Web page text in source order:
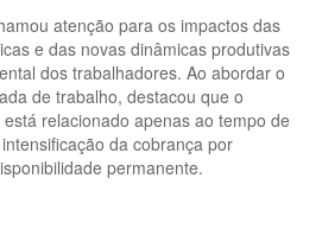
atenção para os impactos das
e das novas dinâmicas produtivas
dos trabalhadores. Ao abordar o
de trabalho, destacou que o
relacionado apenas ao tempo de
da cobrança por
permanente.